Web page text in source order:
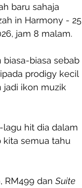
baru sahaja
in Harmony - 25
jam 8 malam.
biasa-biasa sebab
prodigy kecil
jadi ikon muzik
lagu hit dia dalam
kita semua tahu
RM499 dan Suite